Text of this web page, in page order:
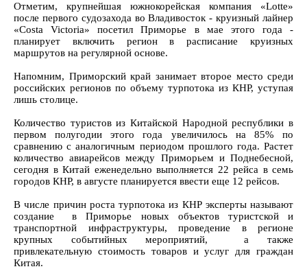
Отметим, крупнейшая южнокорейская компания «Lotte»
после первого судозахода во Владивосток - круизный лайнер
«Costa Victoria» посетил Приморье в мае этого года -
планирует включить регион в расписание круизных
маршрутов на регулярной основе.
Напомним, Приморский край занимает второе место среди
российских регионов по объему турпотока из КНР, уступая
лишь столице.
Количество туристов из Китайской Народной республики в
первом полугодии этого года увеличилось на 85% по
сравнению с аналогичным периодом прошлого года. Растет
количество авиарейсов между Приморьем и Поднебесной,
сегодня в Китай еженедельно выполняется 22 рейса в семь
городов КНР, в августе планируется ввести еще 12 рейсов.
В числе причин роста турпотока из КНР эксперты называют
создание в Приморье новых объектов туристской и
транспортной инфраструктуры, проведение в регионе
крупных событийных мероприятий, а также
привлекательную стоимость товаров и услуг для граждан
Китая.